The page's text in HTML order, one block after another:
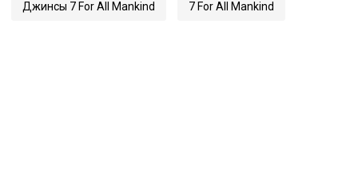
Джинсы 7 For All Mankind 7 For All Mankind